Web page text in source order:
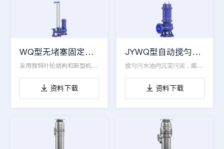
WQ型无堵塞固定式潜水排污泵
采用独特叶轮结构和新型机械密封，能有效输送长纤维
 资料下载
JYWQ型自动搅匀潜水排污泵
搅匀污水池内沉淀污泥，能通过泵口径的5倍纤维物质
 资料下载